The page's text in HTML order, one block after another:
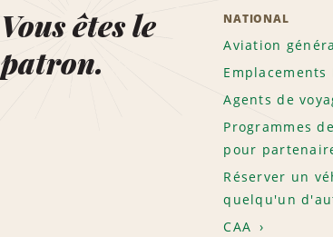
Vous êtes le
patron.
NATIONAL
Aviation
Agents de
Programmes
pour
Réserver un
quelqu'un
CAA